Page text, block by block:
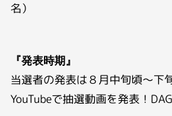
名）
『発表時期』
当選者の発表は８月中旬頃～下
YouTubeで抽選動画を発表！